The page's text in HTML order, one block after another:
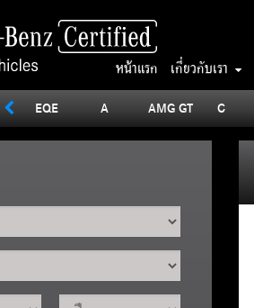
หน้าแรก เกี่ยวกับเรา
EQE A AMG GT C